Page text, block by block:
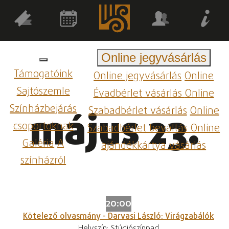
Támogatóink
Sajtószemle
Színházbejárás
csoportoknak
GalériaA
színházról
Online jegyvásárlás
Online jegyvásárlásOnline
Évadbérlet vásárlásOnline
Szabadbérlet vásárlásOnline
Szabadbérlet beváltásOnline
ajándékkártya vásárlás
május 23.
20:00
Kötelező olvasmány - Darvasi László: Virágzabálók